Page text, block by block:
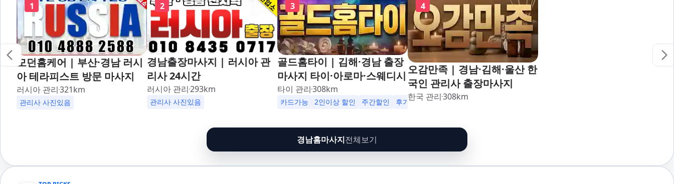
1
모던홈케어 | 부산·경남 러시
아 테라피스트 방문 마사지
러시아 관리321km
관리사 사진있음
2
경남출장마사지 | 러시아 관
리사 24시간
러시아 관리293km
관리사 사진있음
3
골드홈타이 | 김해·경남 출장
마사지 타이·아로마·스웨디시
타이 관리308km
카드가능 2인이상 할인 주간할인 후기할인 생일할인 군인할인
4
오감만족 | 경남·김해·울산 한
국인 관리사 출장마사지
한국 관리308km
경남홈마사지전체보기